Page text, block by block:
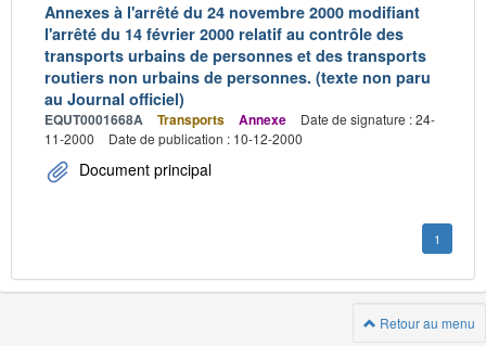
Annexes à l'arrêté du 24 novembre 2000 modifiant
l'arrêté du 14 février 2000 relatif au contrôle des
transports urbains de personnes et des transports
routiers non urbains de personnes. (texte non paru
au Journal officiel)
EQUT0001668A Transports Annexe
Date de signature : 24-
11-2000
Date de publication : 10-12-2000
Document principal
1
Retour au menu